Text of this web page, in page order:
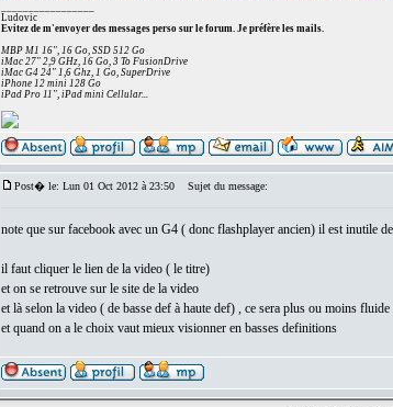
Ludovic
Evitez de m'envoyer des messages perso sur le forum. Je préfère les mails.
MBP M1 16", 16 Go, SSD 512 Go
iMac 27" 2,9 GHz, 16 Go, 3 To FusionDrive
iMac G4 24" 1,6 Ghz, 1 Go, SuperDrive
iPhone 12 mini 128 Go
iPad Pro 11", iPad mini Cellular...
Post� le: Lun 01 Oct 2012 à 23:50 Sujet du message:
note que sur facebook avec un G4 ( donc flashplayer ancien) il est inutile
il faut cliquer le lien de la video ( le titre)
et on se retrouve sur le site de la video
et là selon la video ( de basse def à haute def) , ce sera plus ou moins fluide
et quand on a le choix vaut mieux visionner en basses definitions